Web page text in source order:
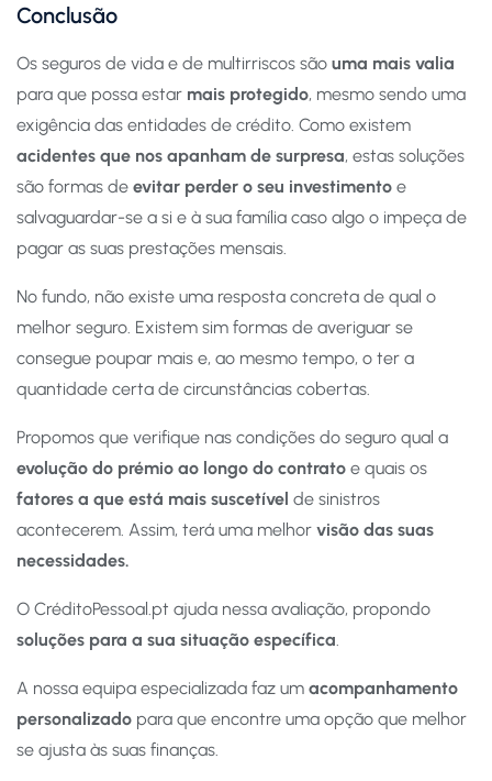
Conclusão
Os seguros de vida e de multirriscos são uma mais valia
para que possa estar mais protegido, mesmo sendo uma
exigência das entidades de crédito. Como existem
acidentes que nos apanham de surpresa, estas soluções
são formas de evitar perder o seu investimento e
salvaguardar-se a si e à sua família caso algo o impeça de
pagar as suas prestações mensais.
No fundo, não existe uma resposta concreta de qual o
melhor seguro. Existem sim formas de averiguar se
consegue poupar mais e, ao mesmo tempo, o ter a
quantidade certa de circunstâncias cobertas.
Propomos que verifique nas condições do seguro qual a
evolução do prémio ao longo do contrato e quais os
fatores a que está mais suscetível de sinistros
acontecerem. Assim, terá uma melhor visão das suas
necessidades.
O CréditoPessoal.pt ajuda nessa avaliação, propondo
soluções para a sua situação específica
A nossa equipa especializada faz um acompanhamento
personalizado para que encontre uma opção que melhor
se ajusta às suas finanças.